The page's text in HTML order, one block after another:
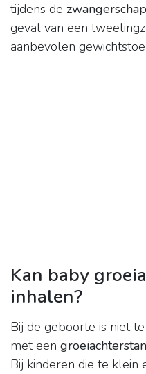
tijdens de zwangerschap
geval van een
aanbevolen
Kan baby
inhalen?
Bij de geboorte is niet
met een
Bij kinderen die te klein